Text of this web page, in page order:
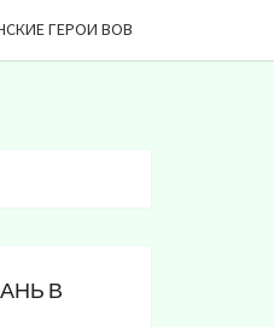
ГЕРОИ ВОВ
В